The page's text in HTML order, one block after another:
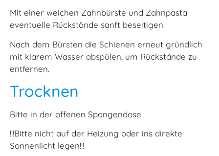
Mit einer weichen Zahnbürste und Zahnpasta
eventuelle Rückstände sanft beseitigen.
Nach dem Bürsten die Schienen erneut gründlich
mit klarem Wasser abspülen, um Rückstände zu
entfernen.
Trocknen
Bitte in der offenen Spangendose.
!!!Bitte nicht auf der Heizung oder ins direkte
Sonnenlicht legen!!!